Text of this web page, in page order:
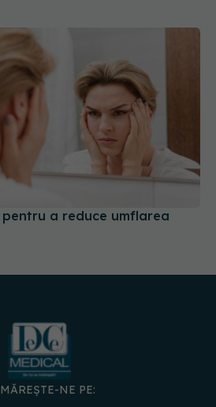
a reduce umflarea
NE PE:
APLICAȚIA